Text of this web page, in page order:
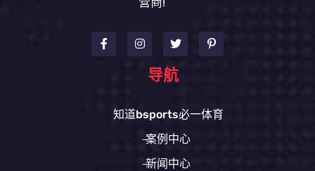
导航
知道bsports必一体育
案例中心
新闻中心